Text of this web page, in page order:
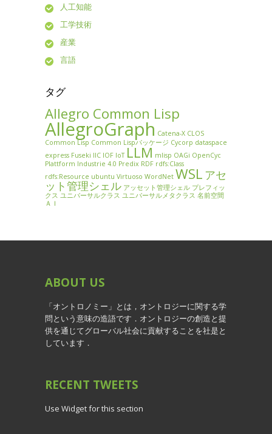
人工知能
工学技術
産業
言語
タグ
Allegro Common Lisp
AllegroGraph Catena-X CLOS
Common Lisp Common Lispパッケージ Cycorp dataspace
express Fuseki IIC IOF IoT LLM mlisp OAGi OpenCyc
Plattform Industrie 4.0 Predix RDF rdfs:Class
rdfs:Resource ubuntu Virtuoso WordNet WSL アセ
ット管理シェル アッセット管理シェル プレフィッ
クス ユニバーサルクラス ユニバーサルメタクラス 名前空間
ＡＩ
ABOUT US
「オントロノミー」とは，オントロジーに関する学
問という意味の造語です．オントロジーの創造と提
供を通じてグローバル社会に貢献することを社是と
しています．
RECENT TWEETS
Use Widget for this section